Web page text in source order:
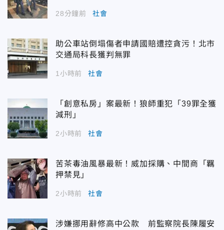
28分鐘前 社會
助公車站倒塌傷者申請國賠遭控貪污！北市
交通局科長獲判無罪
1小時前 社會
「創意私房」案最新！狼師重犯「39罪全獲
減刑」
2小時前 社會
苦茶毒油風暴最新！威加採購、中間商「羈
押禁見」
2小時前 社會
涉嫌挪用辭修高中公款 前監察院長陳履安